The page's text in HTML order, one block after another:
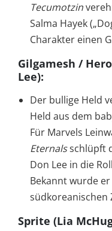
Tecumotzin
Salma Hayek
Charakter einen
Gilgamesh /
Lee):
Der bullige Held
Held aus dem
Für Marvels
Eternalsschlüpft
Don Lee in die
Bekannt wurde
südkoreanischen
Sprite (Lia